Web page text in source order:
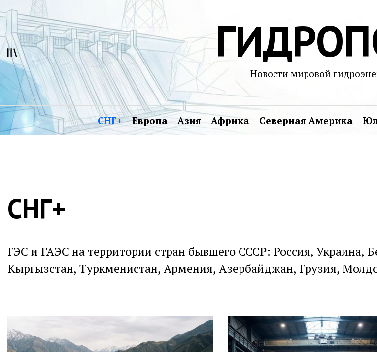
Перейти
к
содержимому
Новости мировой
СНГ+ Европа Азия Африка Северная Америка
СНГ+
ГЭС и ГАЭС на территории стран бывшего СССР: Россия, Украина,
Кыргызстан, Туркменистан, Армения, Азербайджан, Грузия,